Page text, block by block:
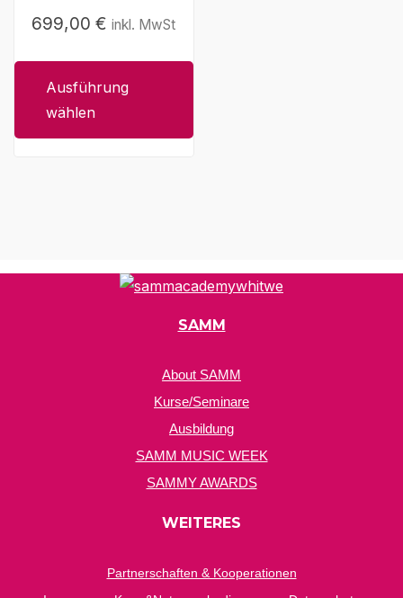
699,00€ inkl. MwSt
Ausführung
wählen
Dieses
Produkt
weist
der
SAMM
About SAMM
Kurse/Seminare
Ausbildung
SAMM MUSIC WEEK
SAMMY AWARDS
WEITERES
Partnerschaften & Kooperationen